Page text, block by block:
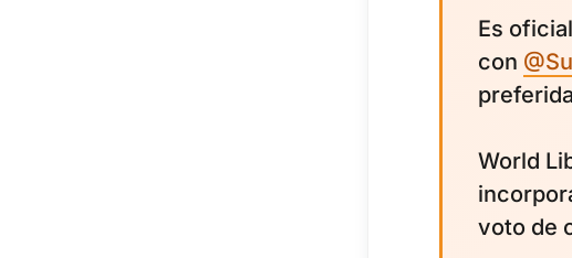
Es
con
World
voto de